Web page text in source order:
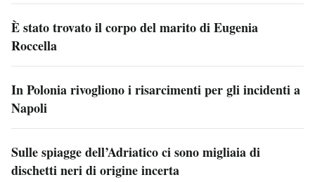
È stato trovato il corpo del marito di Eugenia
Roccella
In Polonia rivogliono i risarcimenti per gli incidenti a
Napoli
Sulle spiagge dell’Adriatico ci sono migliaia di
dischetti neri di origine incerta